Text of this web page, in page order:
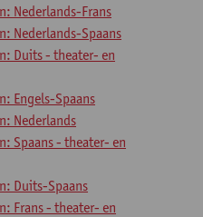
Nederlands-Frans
Nederlands-Spaans
Duits - theater- en
Engels-Spaans
Nederlands
Spaans - theater- en
Duits-Spaans
Frans - theater- en